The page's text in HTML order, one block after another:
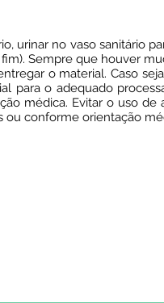
urinar no vaso sanitário
Sempre que houver
o material. Caso
para o adequado
médica. Evitar o uso
ou conforme orientação